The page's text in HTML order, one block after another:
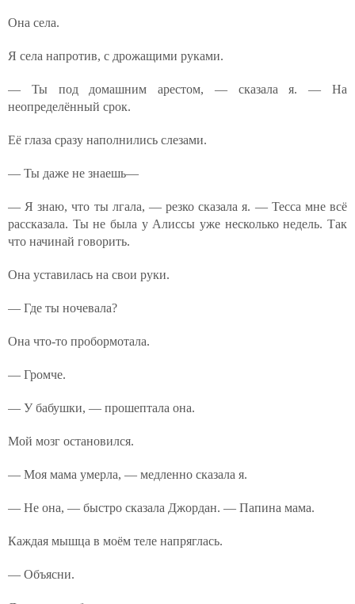
Она села.
Я села напротив, с дрожащими руками.
— Ты под домашним арестом, — сказала я. — На
неопределённый срок.
Её глаза сразу наполнились слезами.
— Ты даже не знаешь—
— Я знаю, что ты лгала, — резко сказала я. — Тесса мне всё
рассказала. Ты не была у Алиссы уже несколько недель. Так
что начинай говорить.
Она уставилась на свои руки.
— Где ты ночевала?
Она что-то пробормотала.
— Громче.
— У бабушки, — прошептала она.
Мой мозг остановился.
— Моя мама умерла, — медленно сказала я.
— Не она, — быстро сказала Джордан. — Папина мама.
Каждая мышца в моём теле напряглась.
— Объясни.